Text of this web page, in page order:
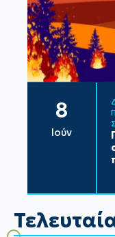
8
Ιούν